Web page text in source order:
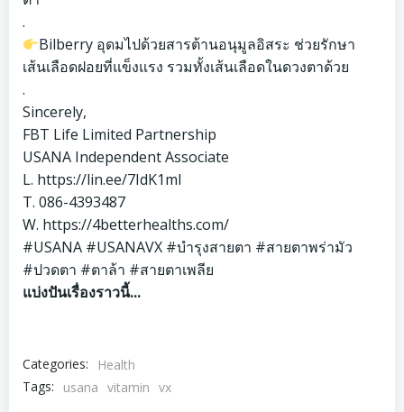
.
Bilberry อุดมไปด้วยสารต้านอนุมูลอิสระ ช่วยรักษา
เส้นเลือดฝอยที่แข็งแรง รวมทั้งเส้นเลือดในดวงตาด้วย
.
Sincerely,
FBT Life Limited Partnership
USANA Independent Associate
L. https://lin.ee/7IdK1ml
T. 086-4393487
W. https://4betterhealths.com/
#USANA #USANAVX #บำรุงสายตา #สายตาพร่ามัว
#ปวดตา #ตาล้า #สายตาเพลีย
แบ่งปันเรื่องราวนี้...
Categories:
Health
Tags:
usana vitamin vx